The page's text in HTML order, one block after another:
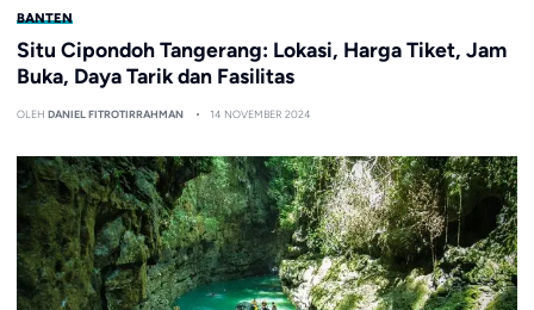
BANTEN
Situ Cipondoh Tangerang: Lokasi, Harga Tiket, Jam
Buka, Daya Tarik dan Fasilitas
OLEH DANIEL FITROTIRRAHMAN 14 NOVEMBER 2024